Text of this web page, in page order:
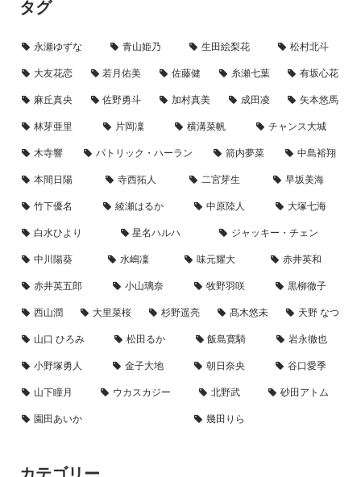
タグ
永瀬ゆずな 青山姫乃 生田絵梨花
松村北斗
大友花恋
若月佑美 佐藤健 糸瀬七葉
有坂心花
麻丘真央
佐野勇斗 加村真美 成田凌
矢本悠馬
林芽亜里
片岡凜 横溝菜帆
チャンス大城
木寺響
パトリック・ハーラン 箭内夢菜
中島裕翔
本間日陽
寺西拓人 二宮芽生
早坂美海
竹下優名
綾瀬はるか 中原陸人
大塚七海
白水ひより
星名ハルハ
ジャッキー・チェン
中川陽葵
水嶋凜 味元耀大
赤井英和
赤井英五郎
小山璃奈 牧野羽咲
黒柳徹子
西山潤
大里菜桜 杉野遥亮 髙木悠未
天野 なつ
山口 ひろみ
松田るか 飯島寛騎
岩永徹也
小野塚勇人
金子大地 朝日奈央
谷口愛季
山下瞳月
ウカスカジー 北野武
砂田アトム
園田あいか
幾田りら